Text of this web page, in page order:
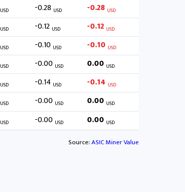
USD -0.28 USD -0.28 USD
USD -0.12 USD -0.12 USD
USD -0.10 USD -0.10 USD
USD -0.00 USD 0.00 USD
USD -0.14 USD -0.14 USD
USD -0.00 USD 0.00 USD
USD -0.00 USD 0.00 USD
Source:ASIC Miner Value